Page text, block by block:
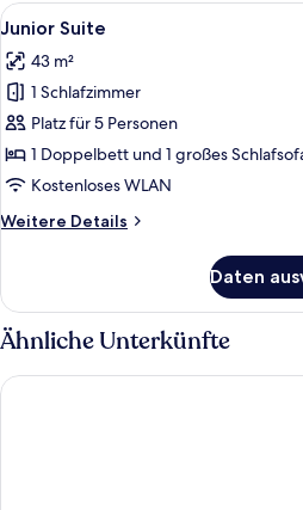
Alle
Fotos
für
Junior
Suite
anzeigen
Ein
11
Junior Suite
43 m²
1 Schlafzimmer
Platz für 5 Personen
1 Doppelbett und 1 großes
Kostenloses WLAN
Weitere Details
Weitere
Suite
Daten
Ähnliche Unterkünfte
Premier Inn Mannheim City Centre